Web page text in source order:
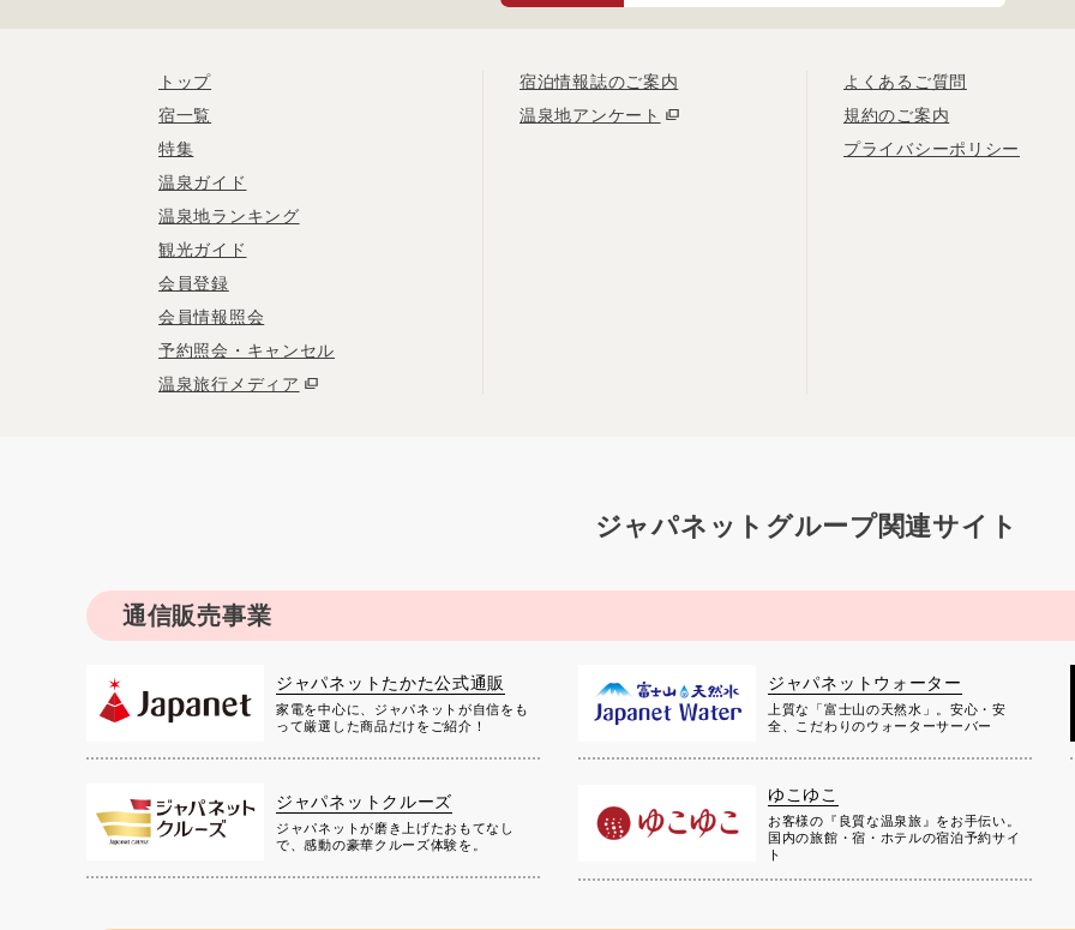
トップ
宿一覧
特集
温泉ガイド
温泉地ランキング
観光ガイド
会員登録
会員情報照会
予約照会・キャンセル
温泉旅行メディア
宿泊情報誌のご案内
温泉地アンケート
よくあるご質問
規約のご案内
プライバシーポリシー
ジャパネットグループ関連サイト
通信販売事業
ジャパネットたかた公式通販
家電を中心に、ジャパネットが自信をも
って厳選した商品だけをご紹介！
ジャパネットウォーター
上質な「富士山の天然水」。安心・安
全、こだわりのウォーターサーバー
ジャパネットクルーズ
ジャパネットが磨き上げたおもてなし
で、感動の豪華クルーズ体験を。
ゆこゆこ
お客様の『良質な温泉旅』をお手伝い。
国内の旅館・宿・ホテルの宿泊予約サイ
ト